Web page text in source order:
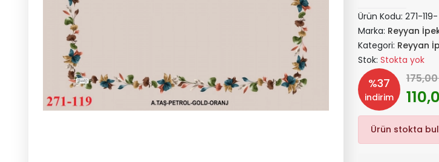
Ürün Kodu: 271-119-
Marka: Reyyan
Kategori: Reyyan
Stok: Stokta yok
%37
indirim
Ürün stokta